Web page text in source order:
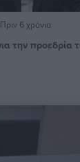
Πριν 6 χρόνια
την